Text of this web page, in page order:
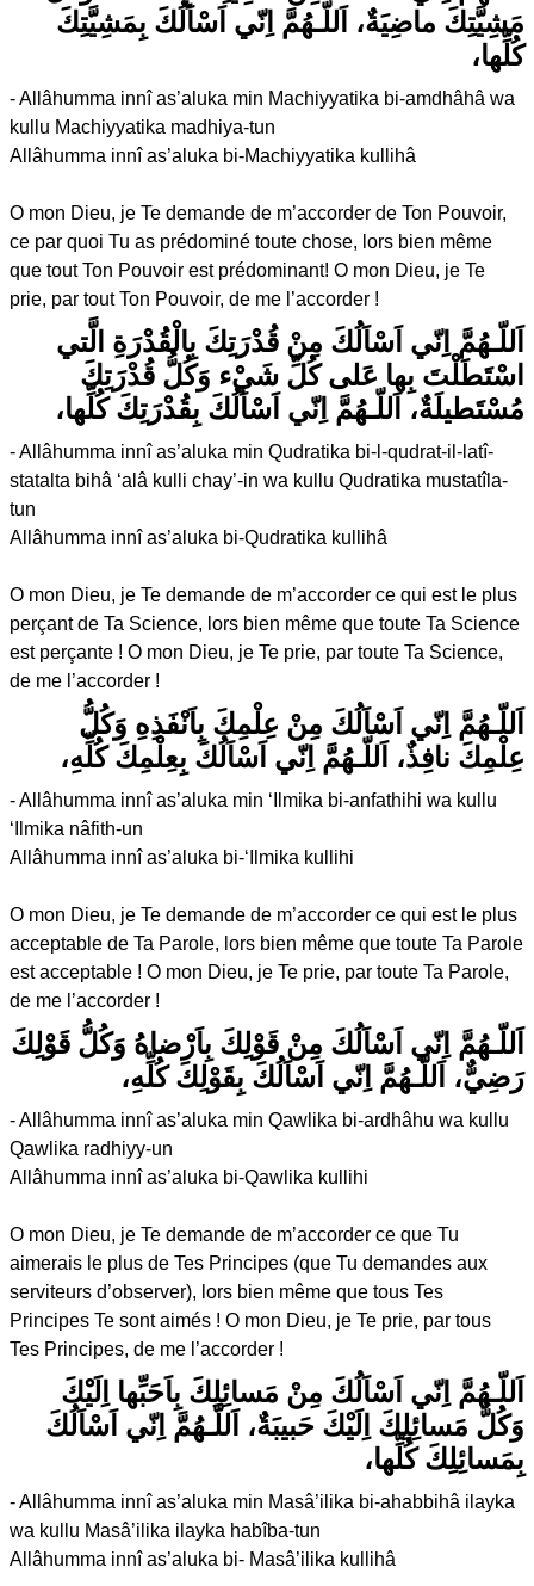
مَشِيَّتِكَ ماضِيَةٌ، اَللّـهُمَّ اِنّي اَسْاَلُكَ بِمَشِيَّتِكَ
كُلِّها،
- Allâhumma innî as’aluka min Machiyyatika bi-amdhâhâ wa
kullu Machiyyatika madhiya-tun
Allâhumma innî as’aluka bi-Machiyyatika kullihâ
O mon Dieu, je Te demande de m’accorder de Ton Pouvoir,
ce par quoi Tu as prédominé toute chose, lors bien même
que tout Ton Pouvoir est prédominant! O mon Dieu, je Te
prie, par tout Ton Pouvoir, de me l’accorder !
اَللّـهُمَّ اِنّي اَسْاَلُكَ مِنْ قُدْرَتِكَ بِالْقُدْرَةِ الَّتي
اسْتَطَلْتَ بِها عَلى كُلِّ شَيْء وَكُلُّ قُدْرَتِكَ
مُسْتَطيلَةٌ، اَللّـهُمَّ اِنّي اَسْاَلُكَ بِقُدْرَتِكَ كُلِّها،
- Allâhumma innî as’aluka min Qudratika bi-l-qudrat-il-latî-
statalta bihâ ‘alâ kulli chay’-in wa kullu Qudratika mustatîla-
tun
Allâhumma innî as’aluka bi-Qudratika kullihâ
O mon Dieu, je Te demande de m’accorder ce qui est le plus
perçant de Ta Science, lors bien même que toute Ta Science
est perçante ! O mon Dieu, je Te prie, par toute Ta Science,
de me l’accorder !
اَللّـهُمَّ اِنّي اَسْاَلُكَ مِنْ عِلْمِكَ بِاَنْفَذِهِ وَكُلُّ
عِلْمِكَ نافِذٌ، اَللّـهُمَّ اِنّي اَسْاَلُكَ بِعِلْمِكَ كُلِّهِ،
- Allâhumma innî as’aluka min ‘Ilmika bi-anfathihi wa kullu
‘Ilmika nâfith-un
Allâhumma innî as’aluka bi-‘Ilmika kullihi
O mon Dieu, je Te demande de m’accorder ce qui est le plus
acceptable de Ta Parole, lors bien même que toute Ta Parole
est acceptable ! O mon Dieu, je Te prie, par toute Ta Parole,
de me l’accorder !
اَللّـهُمَّ اِنّي اَسْاَلُكَ مِنْ قَوْلِكَ بِاَرْضاهُ وَكُلُّ قَوْلِكَ
رَضِيٌّ، اَللّـهُمَّ اِنّي اَسْاَلُكَ بِقَوْلِكَ كُلِّهِ،
- Allâhumma innî as’aluka min Qawlika bi-ardhâhu wa kullu
Qawlika radhiyy-un
Allâhumma innî as’aluka bi-Qawlika kullihi
O mon Dieu, je Te demande de m’accorder ce que Tu
aimerais le plus de Tes Principes (que Tu demandes aux
serviteurs d’observer), lors bien même que tous Tes
Principes Te sont aimés ! O mon Dieu, je Te prie, par tous
Tes Principes, de me l’accorder !
اَللّـهُمَّ اِنّي اَسْاَلُكَ مِنْ مَسائِلِكَ بِاَحَبِّها اِلَيْكَ
وَكُلُّ مَسائِلِكَ اِلَيْكَ حَبيبَةٌ، اَللّـهُمَّ اِنّي اَسْاَلُكَ
بِمَسائِلِكَ كُلِّها،
- Allâhumma innî as’aluka min Masâ’ilika bi-ahabbihâ ilayka
wa kullu Masâ’ilika ilayka habîba-tun
Allâhumma innî as’aluka bi- Masâ’ilika kullihâ